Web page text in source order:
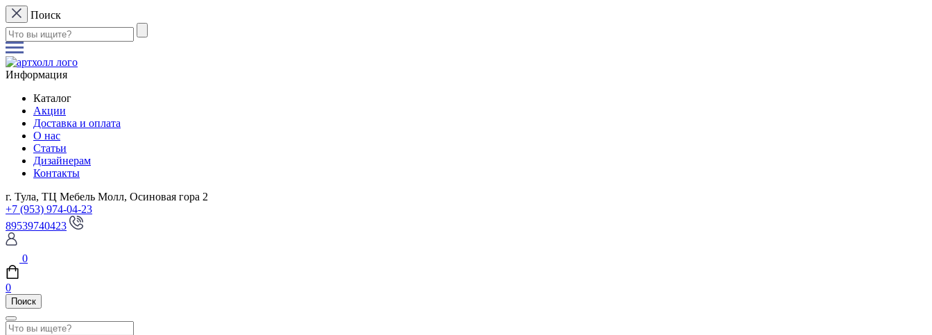
Поиск
Информация
Каталог
Акции
Доставка и оплата
О нас
Статьи
Дизайнерам
Контакты
г. Тула, ТЦ Мебель Молл, Осиновая гора 2
+7 (953) 974-04-23
89539740423
0
0
Поиск